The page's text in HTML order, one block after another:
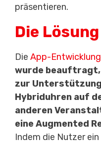
präsentieren.
Die Lösung
Die App-
wurde beauftragt,
zur
Hybriduhren auf
anderen
eine Augmented
Indem die Nutzer